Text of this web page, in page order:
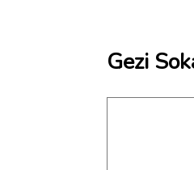
Gezi